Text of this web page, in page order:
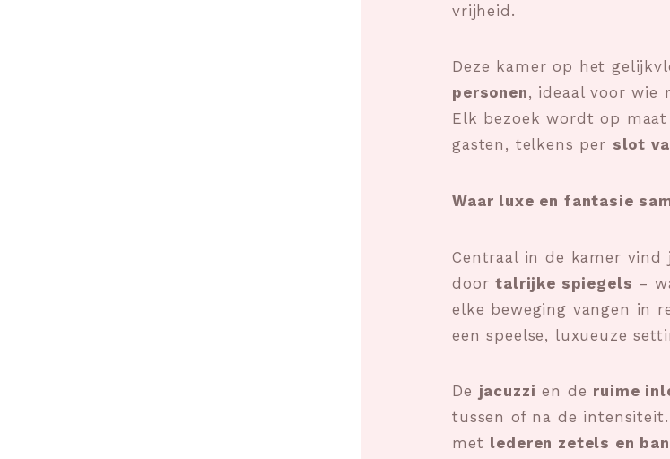
vrijheid.
Deze kamer op het
personen, ideaal voor wie
Elk bezoek wordt op
gasten, telkens per slot
Waar luxe en fantasie
Centraal in de kamer vind
doortalrijke spiegels –
elke beweging vangen in
een speelse, luxueuze
De jacuzzi en de ruime
tussen of na de
met lederen zetels en